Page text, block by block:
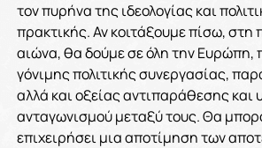
τον πυρήνα της ιδεολογίας και
πρακτικής. Αν κοιτάξουμε πίσω, στη
αιώνα, θα δούμε σε όλη την Ευρώπη,
γόνιμης πολιτικής συνεργασίας,
αλλά και οξείας αντιπαράθεσης και
ανταγωνισμού μεταξύ τους. Θα
επιχειρήσει μια αποτίμηση των